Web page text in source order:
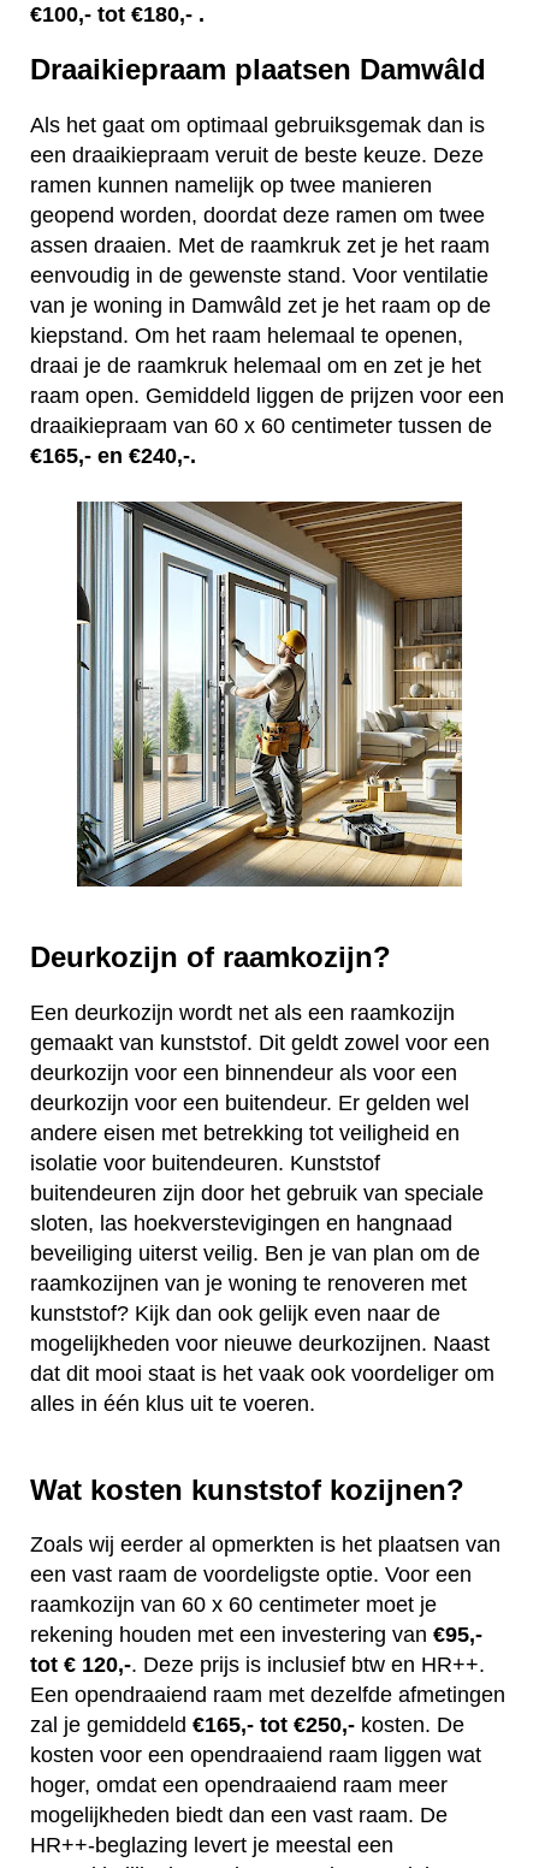
€100,- tot €180,- .
Draaikiepraam plaatsen Damwâld
Als het gaat om optimaal gebruiksgemak dan is
een draaikiepraam veruit de beste keuze. Deze
ramen kunnen namelijk op twee manieren
geopend worden, doordat deze ramen om twee
assen draaien. Met de raamkruk zet je het raam
eenvoudig in de gewenste stand. Voor ventilatie
van je woning in Damwâld zet je het raam op de
kiepstand. Om het raam helemaal te openen,
draai je de raamkruk helemaal om en zet je het
raam open. Gemiddeld liggen de prijzen voor een
draaikiepraam van 60 x 60 centimeter tussen de
€165,- en €240,-.
Deurkozijn of raamkozijn?
Een deurkozijn wordt net als een raamkozijn
gemaakt van kunststof. Dit geldt zowel voor een
deurkozijn voor een binnendeur als voor een
deurkozijn voor een buitendeur. Er gelden wel
andere eisen met betrekking tot veiligheid en
isolatie voor buitendeuren. Kunststof
buitendeuren zijn door het gebruik van speciale
sloten, las hoekverstevigingen en hangnaad
beveiliging uiterst veilig. Ben je van plan om de
raamkozijnen van je woning te renoveren met
kunststof? Kijk dan ook gelijk even naar de
mogelijkheden voor nieuwe deurkozijnen. Naast
dat dit mooi staat is het vaak ook voordeliger om
alles in één klus uit te voeren.
Wat kosten kunststof kozijnen?
Zoals wij eerder al opmerkten is het plaatsen van
een vast raam de voordeligste optie. Voor een
raamkozijn van 60 x 60 centimeter moet je
rekening houden met een investering van €95,-
tot € 120,-. Deze prijs is inclusief btw en HR++.
Een opendraaiend raam met dezelfde afmetingen
zal je gemiddeld €165,- tot €250,- kosten. De
kosten voor een opendraaiend raam liggen wat
hoger, omdat een opendraaiend raam meer
mogelijkheden biedt dan een vast raam. De
HR++-beglazing levert je meestal een